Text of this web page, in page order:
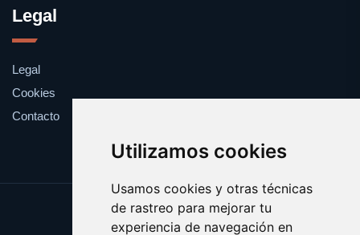
Utilizamos cookies
Usamos cookies y otras técnicas
de rastreo para mejorar tu
experiencia de navegación en
Legal
Legal
Cookies
Contacto
Update cookies preferences